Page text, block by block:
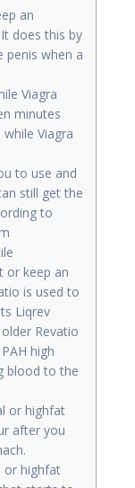
an
does this by
penis when a
Viagra
minutes
Viagra
to use and
still get the
to
or keep an
is used to
Liqrev
Revatio
high
blood to the
or highfat
after you
or highfat